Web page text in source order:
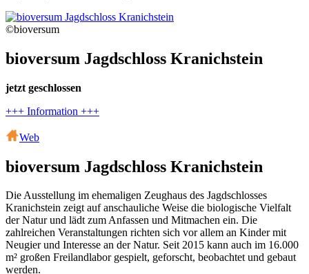
©bioversum
bioversum Jagdschloss Kranichstein
jetzt geschlossen
+++ Information +++
Web
bioversum Jagdschloss Kranichstein
Die Ausstellung im ehemaligen Zeughaus des Jagdschlosses
Kranichstein zeigt auf anschauliche Weise die biologische Vielfalt
der Natur und lädt zum Anfassen und Mitmachen ein. Die
zahlreichen Veranstaltungen richten sich vor allem an Kinder mit
Neugier und Interesse an der Natur. Seit 2015 kann auch im 16.000
m² großen Freilandlabor gespielt, geforscht, beobachtet und gebaut
werden.